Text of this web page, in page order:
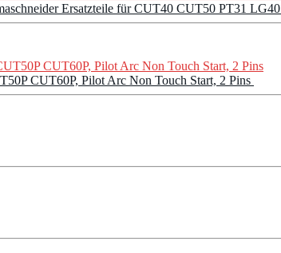
Ersatzteile für CUT40 CUT50 PT31 LG40
CUT60P, Pilot Arc Non Touch Start, 2 Pins